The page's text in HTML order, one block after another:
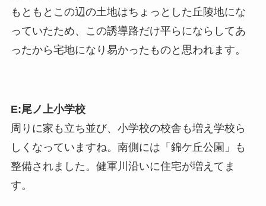
もともとこの辺の土地はちょっとした丘陵地にな
っていたため、この誘導路だけ平らにならしてあ
ったから宅地になり易かったものと思われます。
E:尾ノ上小学校
周りに家も立ち並び、小学校の校舎も増え学校ら
しくなっていますね。南側には「錦ケ丘公園」も
整備されました。健軍川沿いに住宅が増えてま
す。